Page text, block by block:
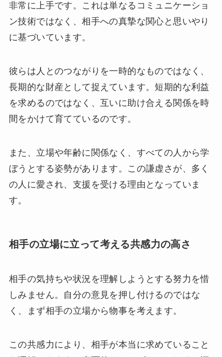
非常に上手です。これは単なるコミュニケーショ
ン技術ではなく、相手への真摯な関心と思いやり
に基づいています。
彼らは人とのつながりを一時的なものではなく、
長期的な財産として捉えています。短期的な利益
を求めるのではなく、互いに助け合える関係を時
間をかけて育てているのです。
また、立場や年齢に関係なく、すべての人から学
ぼうとする姿勢があります。この謙虚さが、多く
の人に愛され、支援を受ける理由となっていま
す。
相手の立場に立って考える共感力の高さ
相手の気持ちや状況を理解しようとする努力を惜
しみません。自分の意見を押し付けるのではな
く、まず相手の立場から物事を考えます。
この共感力により、相手が本当に求めていること